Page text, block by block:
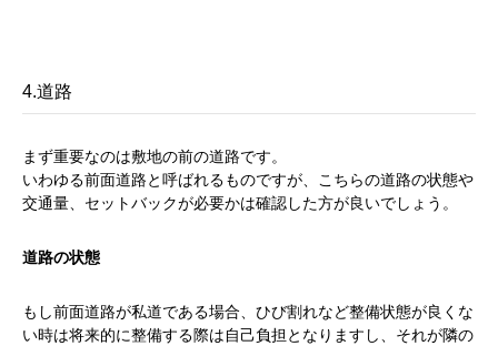
4.道路
まず重要なのは敷地の前の道路です。
いわゆる前面道路と呼ばれるものですが、こちらの道路の状態や
交通量、セットバックが必要かは確認した方が良いでしょう。
道路の状態
もし前面道路が私道である場合、ひび割れなど整備状態が良くな
い時は将来的に整備する際は自己負担となりますし、それが隣の